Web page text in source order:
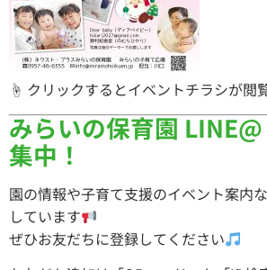
☝ クリックするとイベントチラシが閲
みらいの保育園
集中！
園の情報や子育て支援のイベント案内
しています
ぜひお友だちに登録してください